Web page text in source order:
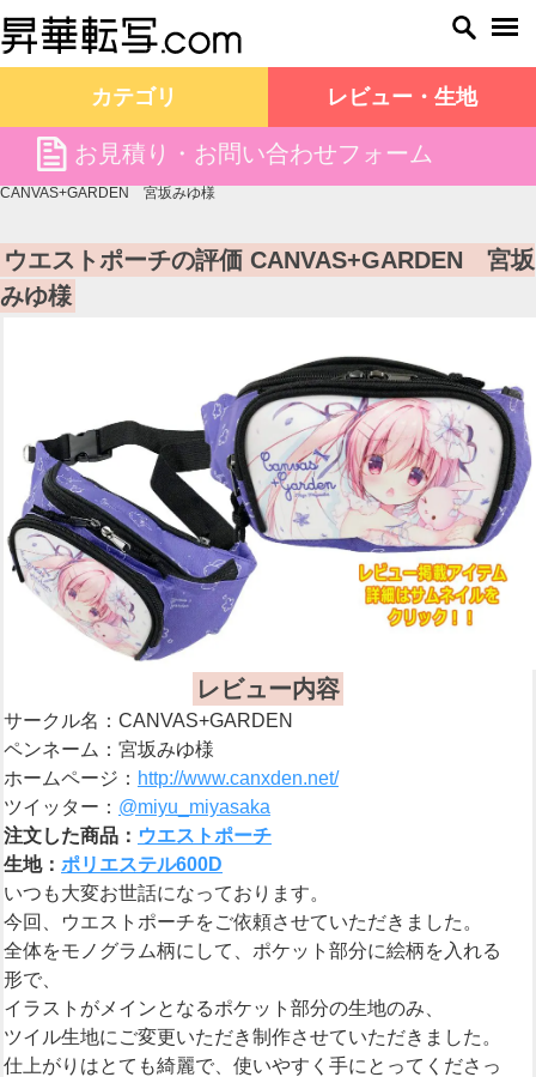
カテゴリ レビュー・生地
file お見積り・お問い合わせフォーム
昇華転写.com TOP お客様の声
ウエストポーチの評価
CANVAS+GARDEN 宮坂みゆ様
ウエストポーチの評価 CANVAS+GARDEN 宮坂
みゆ様
レビュー内容
サークル名：CANVAS+GARDEN
ペンネーム：宮坂みゆ様
ホームページ： http://www.canxden.net/
ツイッター： @miyu_miyasaka
注文した商品： ウエストポーチ
生地： ポリエステル600D
いつも大変お世話になっております。
今回、ウエストポーチをご依頼させていただきました。
全体をモノグラム柄にして、ポケット部分に絵柄を入れる
形で、
イラストがメインとなるポケット部分の生地のみ、
ツイル生地にご変更いただき制作させていただきました。
仕上がりはとても綺麗で、使いやすく手にとってくださっ